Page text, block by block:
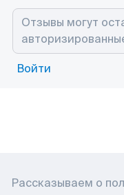
Войти
Рассказываем о